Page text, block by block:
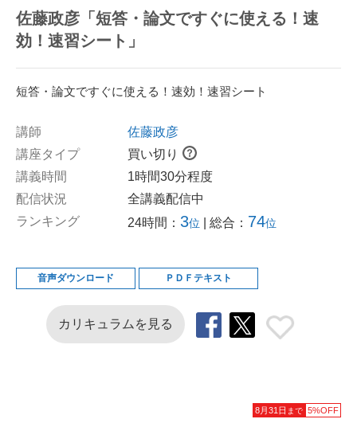
佐藤政彦「短答・論文ですぐに使える！速
効！速習シート」
短答・論文ですぐに使える！速効！速習シート
講師
佐藤政彦
講座タイプ
買い切り
講義時間
1時間30分程度
配信状況
全講義配信中
ランキング
24時間： 3位 | 総合： 74位
音声ダウンロード ＰＤＦテキスト
カリキュラムを見る
8月31日 まで 5%OFF